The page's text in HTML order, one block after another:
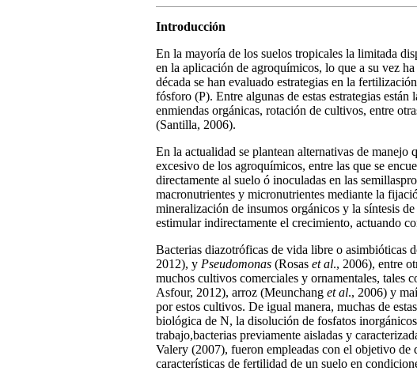
Introducción
En la mayoría de los suelos tropicales la limitada
en la aplicación de agroquímicos, lo que a su vez
década se han evaluado estrategias en la
fósforo (P). Entre algunas de estas estrategias
enmiendas orgánicas, rotación de cultivos, entre
(Santilla, 2006).
En la actualidad se plantean alternativas de
excesivo de los agroquímicos, entre las que se
directamente al suelo ó inoculadas en las
macronutrientes y micronutrientes mediante la
mineralización de insumos orgánicos y la síntesis
estimular indirectamente el crecimiento, actuando
Bacterias diazotróficas de vida libre o asimbióticas
2012), y Pseudomonas (Rosas et al., 2006), entre
muchos cultivos comerciales y ornamentales, tales
Asfour, 2012), arroz (Meunchang et al., 2006) y
por estos cultivos. De igual manera, muchas de
biológica de N, la disolución de fosfatos
trabajo,bacterias previamente aisladas y
Valery (2007), fueron empleadas con el objetivo
características de fertilidad de un suelo en